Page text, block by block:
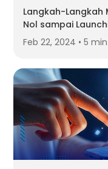
Langkah-
Nol sampai
Feb 22, 2024 • 5